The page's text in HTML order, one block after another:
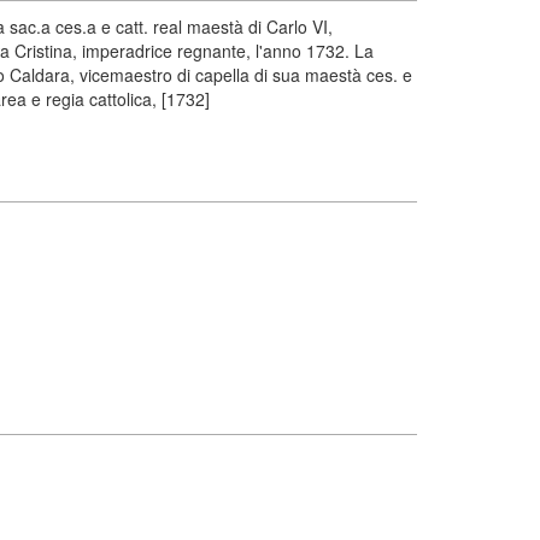
ces.a e catt. real maestà di Carlo VI,
Cristina, imperadrice regnante, l'anno 1732. La
vicemaestro di capella di sua maestà ces. e
e regia cattolica, [1732]